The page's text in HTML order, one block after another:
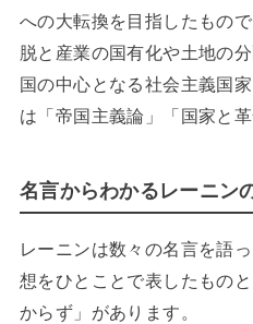
への大転換を目指したもの
脱と産業の国有化や土地の
国の中心となる社会主義国
は「帝国主義論」「国家と
名言からわかるレーニン
レーニンは数々の名言を語
想をひとことで表したもの
からず」があります。